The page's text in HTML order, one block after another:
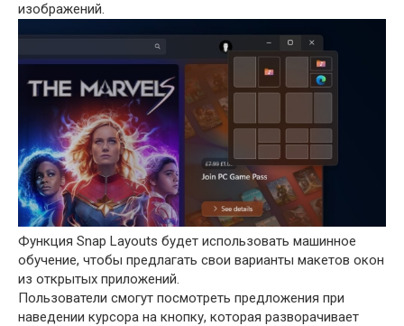
изображений.
Функция Snap Layouts будет использовать машинное
обучение, чтобы предлагать свои варианты макетов окон
из открытых приложений.
Пользователи смогут посмотреть предложения при
наведении курсора на кнопку, которая разворачивает